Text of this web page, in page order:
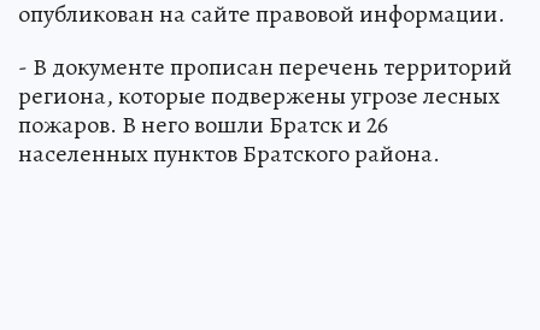
опубликован на сайте правовой информации.
- В документе прописан перечень территорий
региона, которые подвержены угрозе лесных
пожаров. В него вошли Братск и 26
населенных пунктов Братского района.